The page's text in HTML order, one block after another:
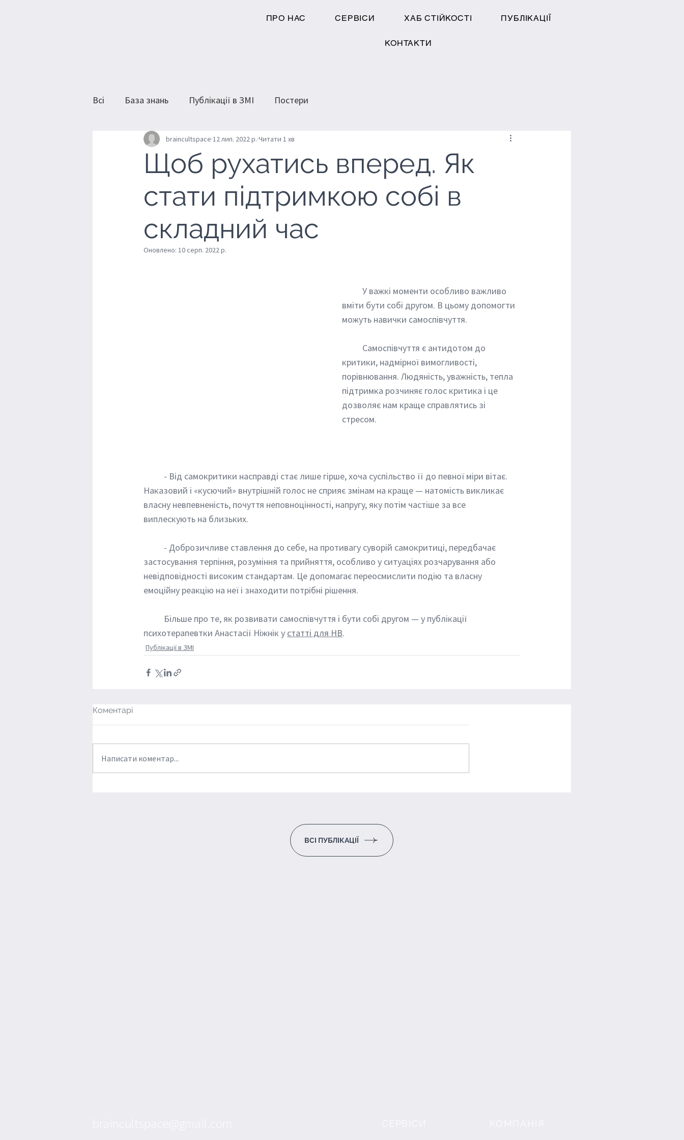
ПРО НАС СЕРВІСИ ХАБ СТІЙКОСТІ ПУБЛІКАЦІЇ
КОНТАКТИ
Всі База знань Публікації в ЗМІ Постери
Щоб рухатись вперед. Як
стати підтримкою собі в
складний час
braincultspace 12 лип. 2022 р. Читати 1 хв
Оновлено: 10 серп. 2022 р.
вміти бути собі другом. В цьому допомогти
можуть навички самоспівчуття.
критики, надмірної вимогливості,
порівнювання. Людяність, уважність, тепла
підтримка розчиняє голос критика і це
дозволяє нам краще справлятись зі
стресом.
Наказовий і «кусючий» внутрішній голос не сприяє змінам на краще — натомість викликає
власну невпевненість, почуття неповноцінності, напругу, яку потім частіше за все
виплескують на близьких.
застосування терпіння, розуміння та прийняття, особливо у ситуаціях розчарування або
невідповідності високим стандартам. Це допомагає переосмислити подію та власну
емоційну реакцію на неї і знаходити потрібні рішення.
психотерапевтки Анастасії Ніжнік у статті для НВ.
Публікації в ЗМІ
Коментарі
Написати коментар...
ВСІ ПУБЛІКАЦІЇ